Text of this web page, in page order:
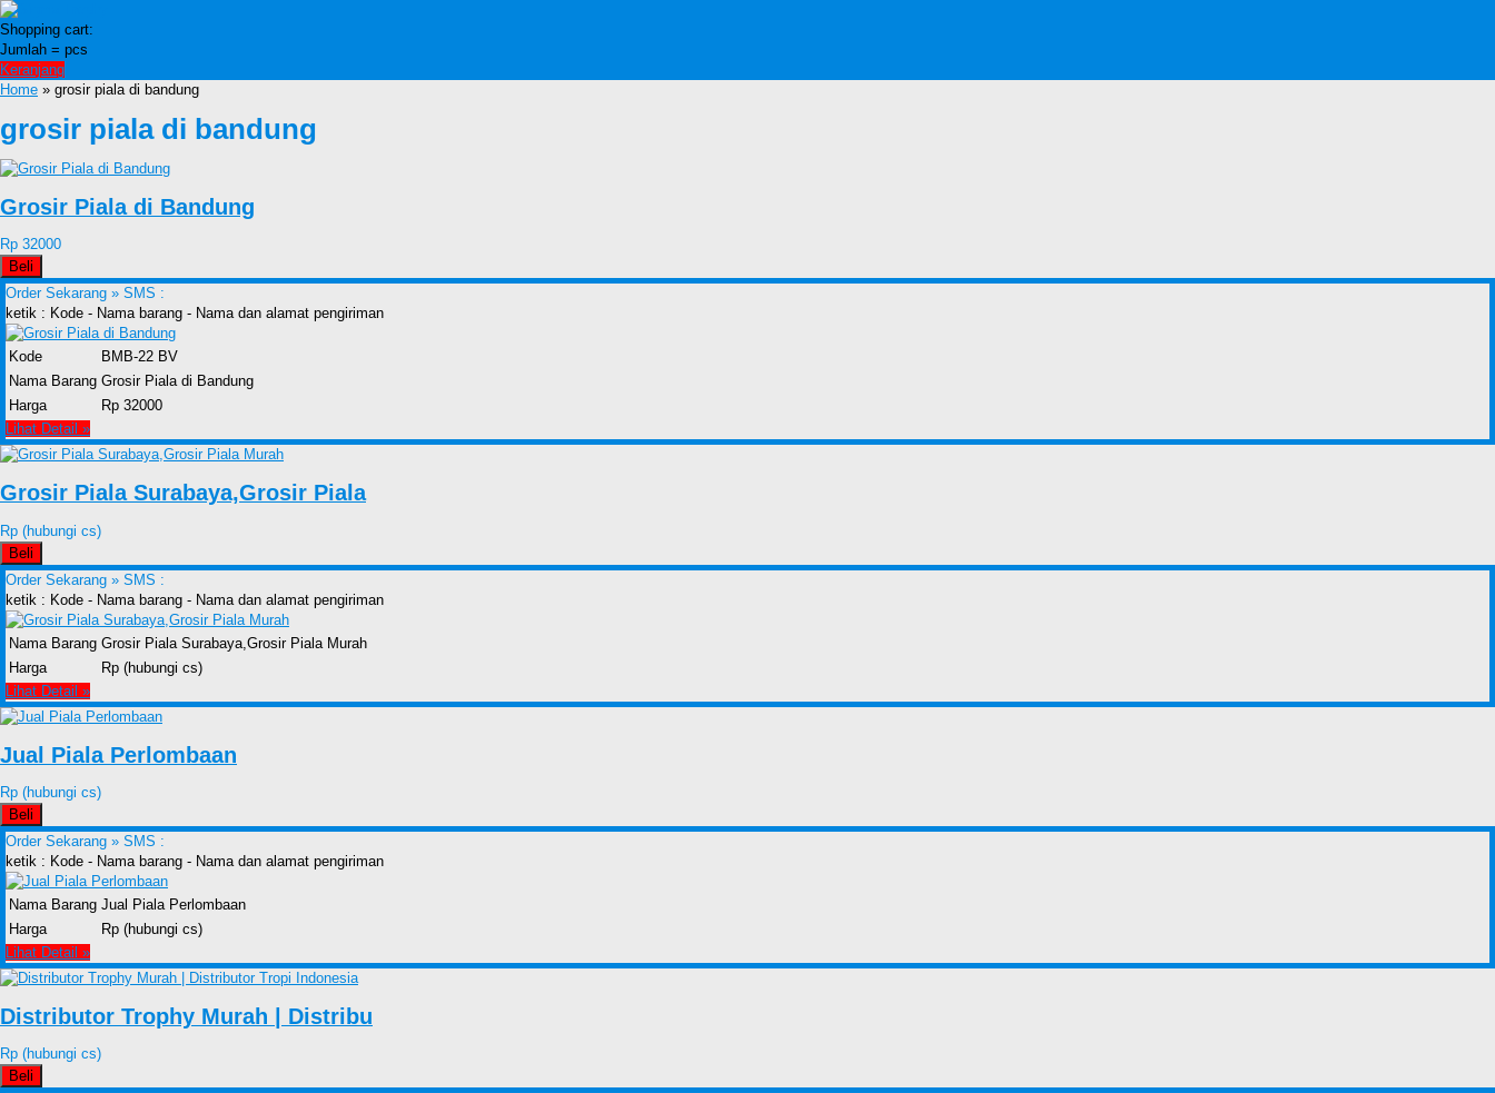
Shopping cart:
Jumlah = pcs
Keranjang
Home » grosir piala di bandung
grosir piala di bandung
Grosir Piala di Bandung
Rp 32000
Beli
Order Sekarang » SMS :
ketik : Kode - Nama barang - Nama dan alamat pengiriman
Kode
BMB-22 BV
Nama Barang Grosir Piala di Bandung
Harga
Rp 32000
Lihat Detail »
Grosir Piala Surabaya,Grosir Piala
Rp (hubungi cs)
Beli
Order Sekarang » SMS :
ketik : Kode - Nama barang - Nama dan alamat pengiriman
Nama Barang Grosir Piala Surabaya,Grosir Piala Murah
Harga
Rp (hubungi cs)
Lihat Detail »
Jual Piala Perlombaan
Rp (hubungi cs)
Beli
Order Sekarang » SMS :
ketik : Kode - Nama barang - Nama dan alamat pengiriman
Nama Barang Jual Piala Perlombaan
Harga
Rp (hubungi cs)
Lihat Detail »
Distributor Trophy Murah | Distribu
Rp (hubungi cs)
Beli